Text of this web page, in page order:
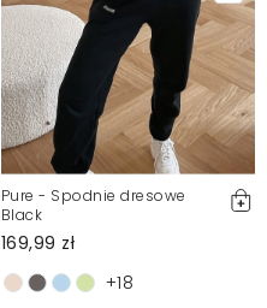
Pure - Spodnie dresowe
Black
169,99 zł
+18